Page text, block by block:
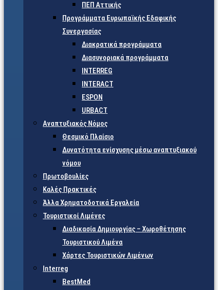
ΠΕΠ Αττικής
Προγράμματα Ευρωπαϊκής Εδαφικής
Συνεργασίας
Διακρατικά προγράμματα
Διασυνοριακά προγράμματα
INTERREG
INTERACT
ESPON
URBACT
Αναπτυξιακός Νόμος
Θεσμικό Πλαίσιο
Δυνατότητα ενίσχυσης μέσω αναπτυξιακού
νόμου
Πρωτοβουλίες
Καλές Πρακτικές
Άλλα Χρηματοδοτικά Εργαλεία
Τουριστικοί Λιμένες
Διαδικασία Δημιουργίας – Χωροθέτησης
Τουριστικού Λιμένα
Χάρτες Τουριστικών Λιμένων
Interreg
BestMed